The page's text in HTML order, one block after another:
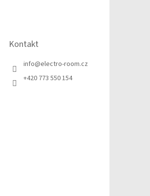
Kontakt
info@electro-room.cz
+420 773 550 154